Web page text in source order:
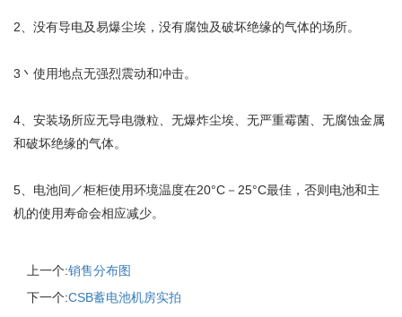
2、没有导电及易爆尘埃，没有腐蚀及破坏绝缘的气体的场所。
3丶使用地点无强烈震动和冲击。
4、安装场所应无导电微粒、无爆炸尘埃、无严重霉菌、无腐蚀金属
和破坏绝缘的气体。
5、电池间／柜柜使用环境温度在20°C－25°C最佳，否则电池和主
机的使用寿命会相应减少。
上一个:销售分布图
下一个:CSB蓄电池机房实拍